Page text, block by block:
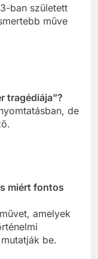
ban született
műve
tragédiája”?
de
miért fontos
amelyek
be.